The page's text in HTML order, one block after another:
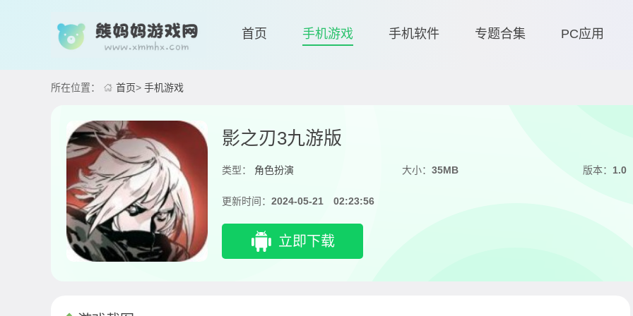
首页 手机游戏 手机软件 专题合集 PC应用
所在位置： 首页> 手机游戏
影之刃3九游版
类型： 角色扮演 大小：35MB 版本： 1.0
更新时间： 2024-05-21 02:23:56
立即下载